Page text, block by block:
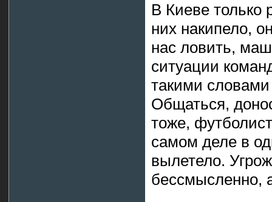
В Киеве только
них накипело,
нас ловить,
ситуации
такими
Общаться,
тоже,
самом деле в
вылетело.
бессмысленно,